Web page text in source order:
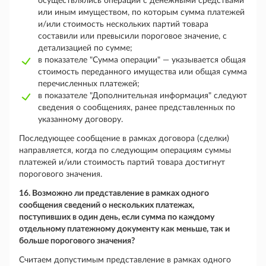
или иным имуществом, по которым сумма платежей
и/или стоимость нескольких партий товара
составили или превысили пороговое значение, с
детализацией по сумме;
в показателе "Сумма операции" — указывается общая
стоимость переданного имущества или общая сумма
перечисленных платежей;
в показателе "Дополнительная информация" следуют
сведения о сообщениях, ранее представленных по
указанному договору.
Последующее сообщение в рамках договора (сделки)
направляется, когда по следующим операциям суммы
платежей и/или стоимость партий товара достигнут
порогового значения.
16. Возможно ли представление в рамках одного
сообщения сведений о нескольких платежах,
поступивших в один день, если сумма по каждому
отдельному платежному документу как меньше, так и
больше порогового значения?
Считаем допустимым представление в рамках одного